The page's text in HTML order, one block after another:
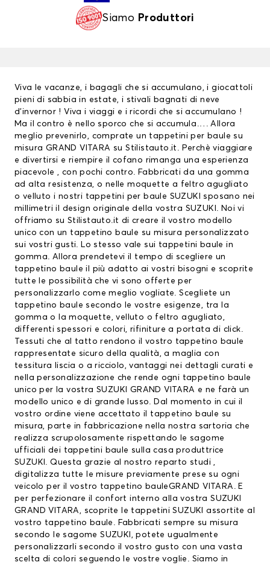
Siamo Produttori
Viva le vacanze, i bagagli che si accumulano, i giocattoli
pieni di sabbia in estate, i stivali bagnati di neve
d’invernor ! Viva i viaggi e i ricordi che si accumulano !
Ma il contro è nello sporco che si accumula…. Allora
meglio prevenirlo, comprate un tappetini per baule su
misura GRAND VITARA su Stilistauto.it. Perchè viaggiare
e divertirsi e riempire il cofano rimanga una esperienza
piacevole , con pochi contro. Fabbricati da una gomma
ad alta resistenza, o nelle moquette a feltro agugliato
o velluto i nostri tappetini per baule SUZUKI
sposano nei
millimetri il design originale della vostra SUZUKI. Noi vi
offriamo su Stilistauto.it di creare il vostro modello
unico con un tappetino baule su misura personalizzato
sui vostri gusti. Lo stesso vale sui tappetini baule in
gomma. Allora prendetevi il tempo di scegliere un
tappetino baule il più adatto ai vostri bisogni e scoprite
tutte le possibilità che vi sono offerte per
personalizzarlo come meglio vogliate. Scegliete un
tappetino baule secondo le vostre esigenze, tra la
gomma o la moquette, velluto o feltro agugliato,
differenti spessori e colori, rifiniture a portata di click.
Tessuti che al tatto rendono il vostro tappetino baule
rappresentate sicuro della qualità, a maglia con
tessitura liscia o a ricciolo, vantaggi nei dettagli curati e
nella personalizzazione che rende ogni tappetino baule
unico per la vostra SUZUKI GRAND VITARA e ne farà un
modello unico e di grande lusso. Dal momento in cui il
vostro ordine viene accettato il tappetino baule su
misura, parte in fabbricazione nella nostra sartoria che
realizza scrupolosamente rispettando le sagome
ufficiali dei tappetini baule sulla casa produttrice
SUZUKI. Questa grazie al nostro reparto studi ,
digitalizza tutte le misure previamente prese su ogni
veicolo per il vostro tappetino bauleGRAND VITARA. E
per perfezionare il confort interno alla vostra SUZUKI
GRAND VITARA, scoprite le tappetini SUZUKIassortite al
vostro tappetino baule. Fabbricati sempre su misura
secondo le sagome SUZUKI, potete ugualmente
personalizzarli secondo il vostro gusto con una vasta
scelta di colori seguendo le vostre voglie. Siamo in